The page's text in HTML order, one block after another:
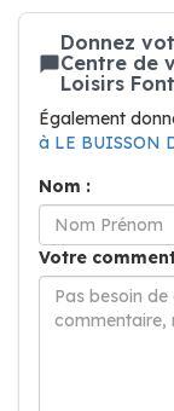
Donnez
Centre de
Loisirs
Également
à LE BUISSON
Nom :
Votre